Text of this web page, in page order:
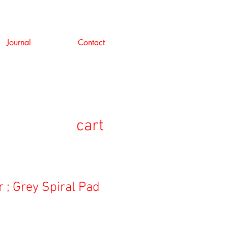
Journal Contact
cart
; Grey Spiral Pad